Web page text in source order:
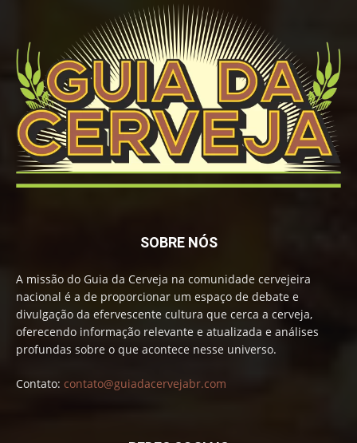
SOBRE NÓS
A missão do Guia da Cerveja na comunidade cervejeira
nacional é a de proporcionar um espaço de debate e
divulgação da efervescente cultura que cerca a cerveja,
oferecendo informação relevante e atualizada e análises
profundas sobre o que acontece nesse universo.
Contato: contato@guiadacervejabr.com